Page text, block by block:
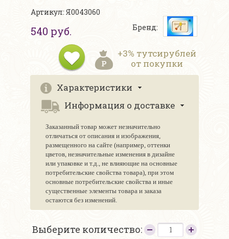
Артикул: Я0043060
540 руб. Бренд:
+3% тутсирублей
от покупки
Характеристики
Информация о доставке
Заказанный товар может незначительно
отличаться от описания и изображения,
размещенного на сайте (например, оттенки
цветов, незначительные изменения в дизайне
или упаковке и т.д., не влияющие на основные
потребительские свойства товара), при этом
основные потребительские свойства и иные
существенные элементы товара и заказа
остаются без изменений.
Выберите количество: